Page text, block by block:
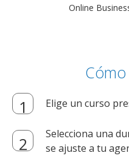
Online
Elige un curso
Selecciona una
se ajuste a tu